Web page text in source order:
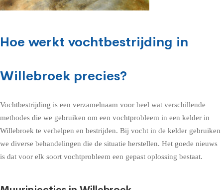
Hoe werkt vochtbestrijding in
Willebroek precies?
Vochtbestrijding is een verzamelnaam voor heel wat verschillende
methodes die we gebruiken om een vochtprobleem in een kelder in
Willebroek te verhelpen en bestrijden. Bij vocht in de kelder gebruiken
we diverse behandelingen die de situatie herstellen. Het goede nieuws
is dat voor elk soort vochtprobleem een gepast oplossing bestaat.